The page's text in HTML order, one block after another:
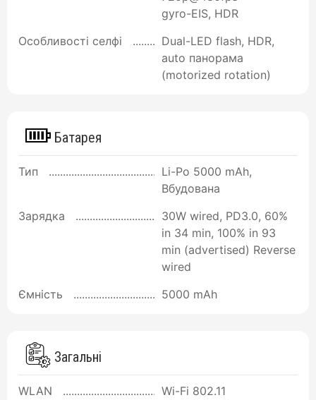
gyro-EIS, HDR
Особливості селфі
Dual-LED flash, HDR,
auto панорама
(motorized rotation)
Батарея
Тип
Li-Po 5000 mAh,
Вбудована
Зарядка
30W wired, PD3.0, 60%
in 34 min, 100% in 93
min (advertised) Reverse
wired
Ємність
5000 mAh
Загальні
WLAN
Wi-Fi 802.11